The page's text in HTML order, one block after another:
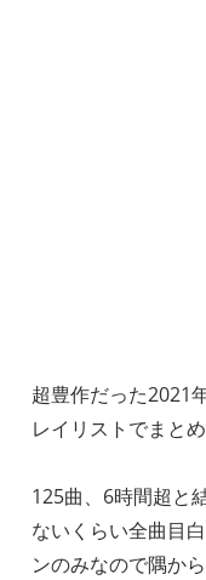
超豊作だった2021
レイリストでまとめ
125曲、6時間超と
ないくらい全曲目
ンのみなので隅か